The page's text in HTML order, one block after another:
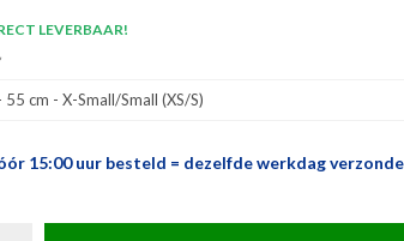
LEVERBAAR!
55 cm - X-Small/Small (XS/S)
15:00 uur besteld = dezelfde werkdag